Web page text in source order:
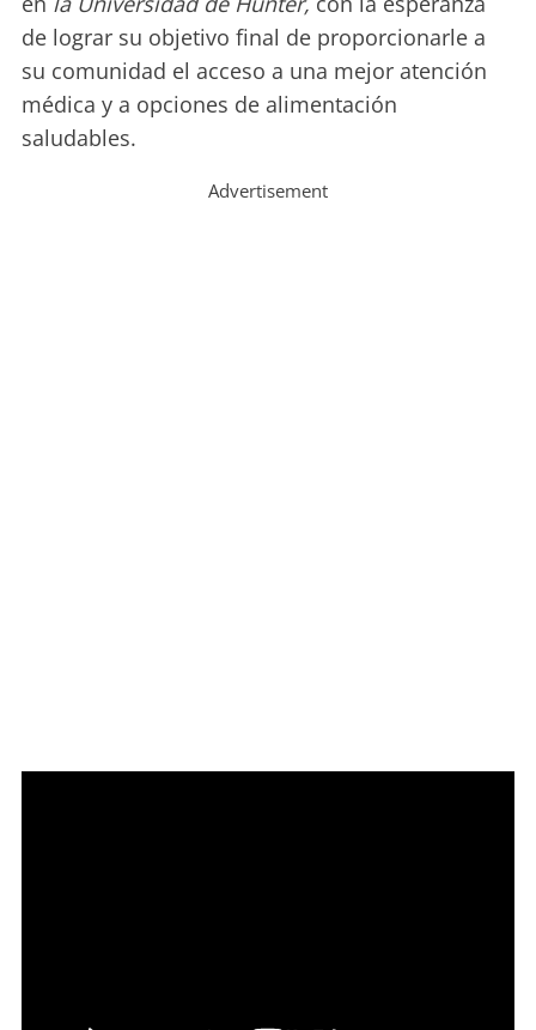
de lograr su objetivo final de proporcionarle a
su comunidad el acceso a una mejor atención
médica y a opciones de alimentación
saludables.
Advertisement